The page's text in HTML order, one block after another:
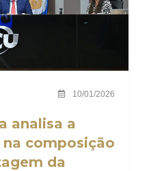
10/01/2026
analisa a
composição
da